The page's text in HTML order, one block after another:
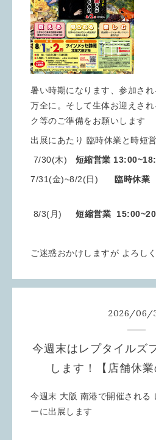
暑い時期になります、参加さ
万全に。そして生体お迎えさ
ク等のご準備をお願いします
出展にあたり 臨時休業と時短
7/30(木) 短縮営業
7/31(金)~8/2(日) 臨
8/3(月) 短縮営業
ご迷惑おかけしますが よろし
2026/06/
今週末はレプタイルズ
します！【店舗休業
今週末 大阪 南港で開催される
ーに出展します